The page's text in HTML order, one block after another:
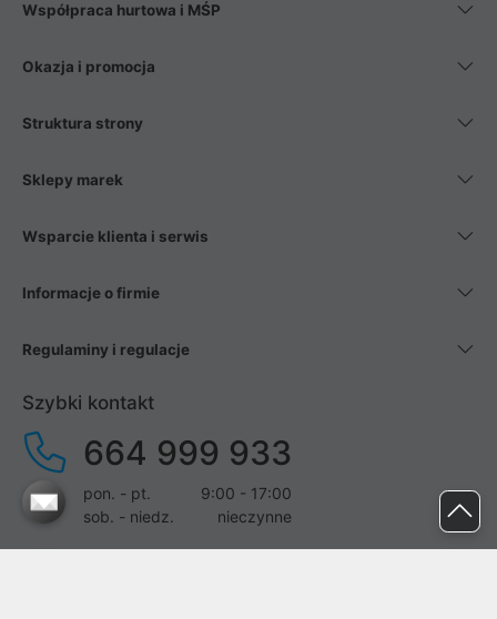
Współpraca hurtowa i MŚP
Okazja i promocja
Struktura strony
Sklepy marek
Wsparcie klienta i serwis
Informacje o firmie
Regulaminy i regulacje
Szybki kontakt
664 999 933
pon. - pt.
9:00 - 17:00
sob. - niedz.
nieczynne